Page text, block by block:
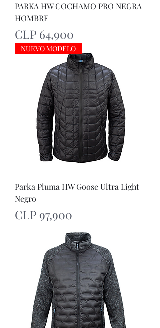
PARKA HW COCHAMO PRO NEGRA
HOMBRE
Price
CLP 64,900
NUEVO MODELO
Parka Pluma HW Goose Ultra Light
Negro
Price
CLP 97,900